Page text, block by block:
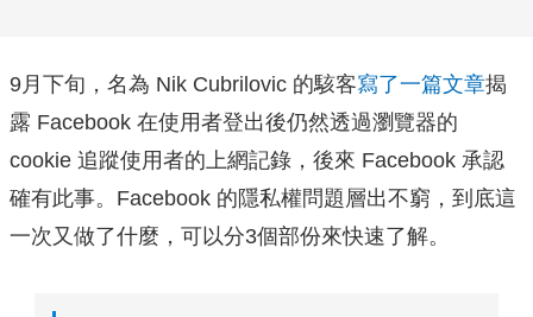
9月下旬，名為 Nik Cubrilovic 的駭客寫了一篇文章揭
露 Facebook 在使用者登出後仍然透過瀏覽器的
cookie 追蹤使用者的上網記錄，後來 Facebook 承認
確有此事。Facebook 的隱私權問題層出不窮，到底這
一次又做了什麼，可以分3個部份來快速了解。